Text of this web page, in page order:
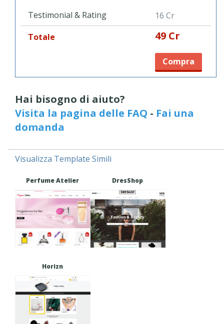
Testimonial & Rating
16 Cr
Totale
49 Cr
Compra
Hai bisogno di aiuto?
Visita la pagina delle FAQ - Fai una
domanda
Visualizza Template Simili
Perfume Atelier DresShop
Horizn